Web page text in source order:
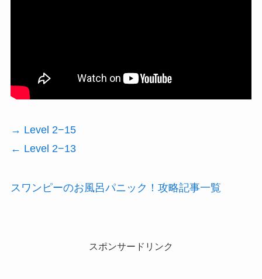
→ Level 2−15
← Level 2−13
スワンピーのお風呂パニック！攻略記事一覧
スポンサードリンク